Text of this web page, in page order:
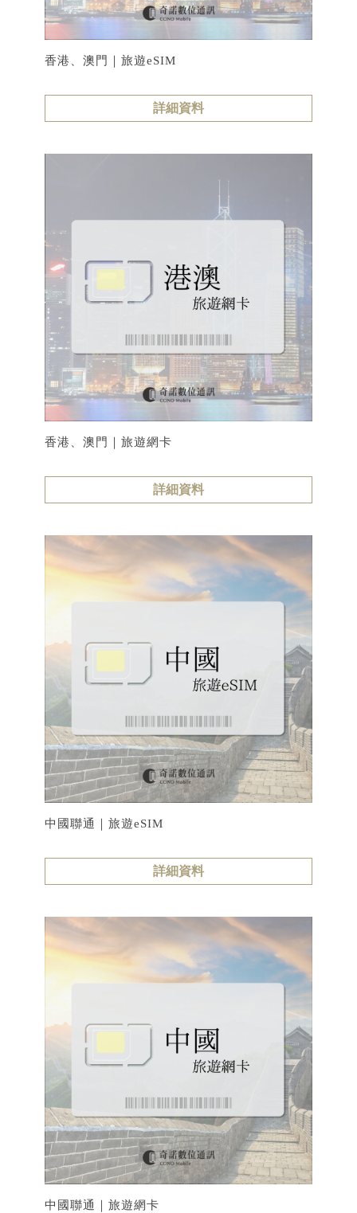
香港、澳門｜旅遊eSIM
詳細資料
香港、澳門｜旅遊網卡
詳細資料
中國聯通｜旅遊eSIM
詳細資料
中國聯通｜旅遊網卡